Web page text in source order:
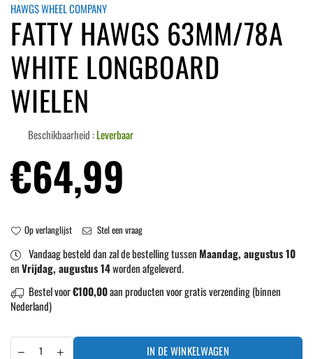
HAWGS WHEEL COMPANY
FATTY HAWGS 63MM/78A
WHITE LONGBOARD
WIELEN
Beschikbaarheid :Leverbaar
Normale
prijs
€64,99
Op verlanglijst Stel een vraag
Vandaag besteld dan zal de bestelling tussenMaandag, augustus 10
enVrijdag, augustus 14worden afgeleverd.
Bestel voor€100,00aan producten voor gratis verzending (binnen
Nederland)
IN DE WINKELWAGEN